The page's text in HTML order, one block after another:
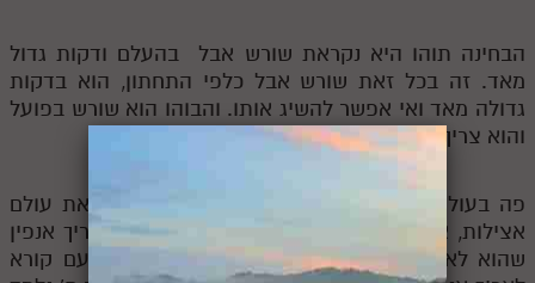
הבחינה תוהו היא נקראת שורש אבל בהעלם ודקות גדול
מאד. זה בכל זאת שורש אבל כלפי התחתון, הוא בדקות
גדולה מאד ואי אפשר להשיג אותו. והבוהו הוא שורש בפועל
והוא צריך להתפשט לתחתון.
פה בעולם אצילות, יש את הפרצופים המתארים את עולם
אצילות, אבא ואמא, ישסו"ת וזו"ן .אבל יש את אריך אנפין
שהוא לא לבד בכתר. למרות שנלמד בהמשך שפעם קורא